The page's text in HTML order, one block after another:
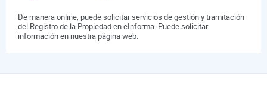
De manera online, puede solicitar servicios de gestión y tramitación
del Registro de la Propiedad en eInforma. Puede solicitar
información en nuestra página web.